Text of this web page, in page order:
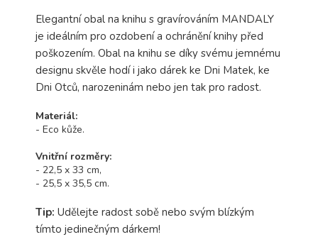
Elegantní obal na knihu s gravírováním MANDALY
je ideálním pro ozdobení a ochránění knihy před
poškozením. Obal na knihu se díky svému jemnému
designu skvěle hodí i jako dárek ke Dni Matek, ke
Dni Otců, narozeninám nebo jen tak pro radost.
Materiál:
- Eco kůže.
Vnitřní rozměry:
- 22,5 x 33 cm,
- 25,5 x 35,5 cm.
Tip: Udělejte radost sobě nebo svým blízkým
tímto jedinečným dárkem!